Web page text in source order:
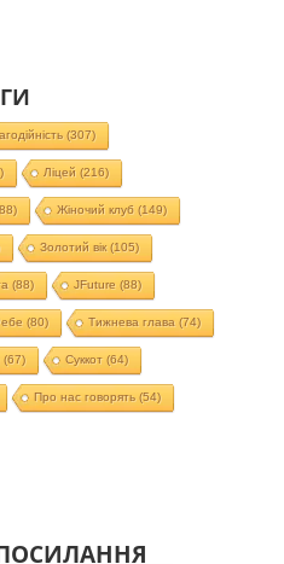
(307)
Ліцей (216)
Жіночий клуб (149)
Золотий вік(105)
(88) JFuture (88)
(80) Тижнева глава (74)
(67) Суккот (64)
Про нас говорять(54)